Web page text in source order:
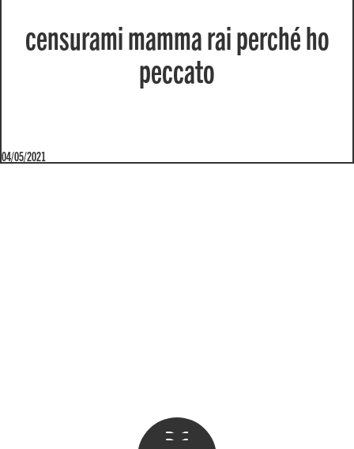
censurami mamma rai perché ho
peccato
04/05/2021
Apri